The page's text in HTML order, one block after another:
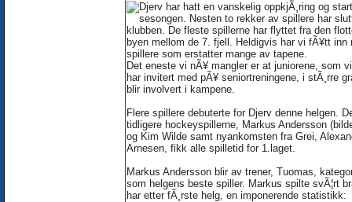
Djerv har hatt en vanskelig oppkjÃ¸ring og
sesongen. Nesten to rekker av spillere har
klubben. De fleste spillerne har flyttet fra den
byen mellom de 7. fjell. Heldigvis har vi fÃ¥tt inn
spillere som erstatter mange av tapene.
Det eneste vi nÃ¥ mangler er at juniorene, som
har invitert med pÃ¥ seniortreningene, i stÃ¸rre
blir involvert i kampene.
Flere spillere debuterte for Djerv denne helgen.
tidligere hockeyspillerne, Markus Andersson
og Kim Wilde samt nyankomsten fra Grei,
Arnesen, fikk alle spilletid for 1.laget.
Markus Andersson blir av trener, Tuomas,
som helgens beste spiller. Markus spilte svÃ¦rt
har etter fÃ¸rste helg, en imponerende statistikk: